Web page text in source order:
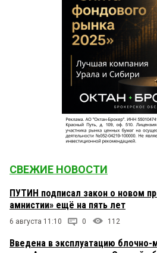
СВЕЖИЕ НОВОСТИ
ПУТИН подписал закон о новом
амнистии» ещё на пять лет
6 августа 11:10 0 112
Введена в эксплуатацию блочно-